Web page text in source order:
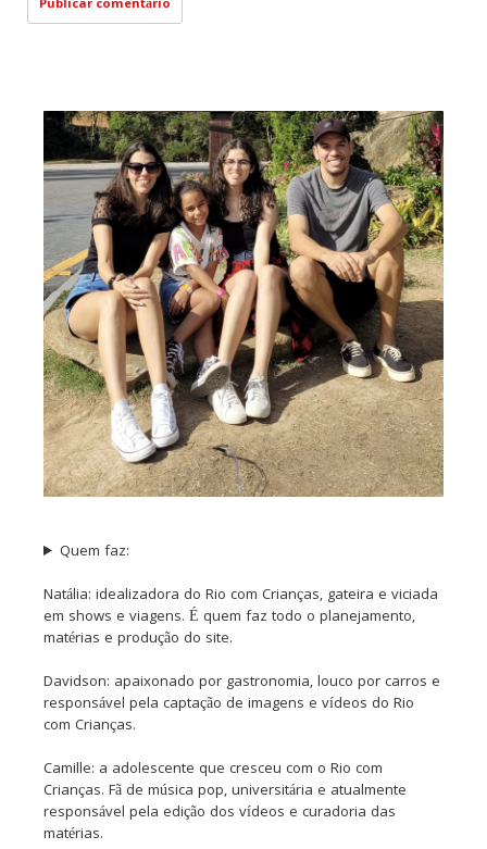
Quem faz:
Natália: idealizadora do Rio com Crianças, gateira e viciada
em shows e viagens. É quem faz todo o planejamento,
matérias e produção do site.
Davidson: apaixonado por gastronomia, louco por carros e
responsável pela captação de imagens e vídeos do Rio
com Crianças.
Camille: a adolescente que cresceu com o Rio com
Crianças. Fã de música pop, universitária e atualmente
responsável pela edição dos vídeos e curadoria das
matérias.